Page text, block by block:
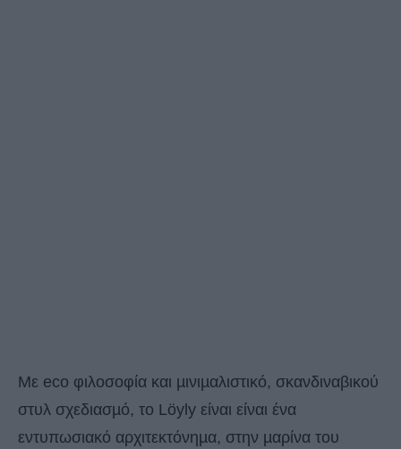
Με eco φιλοσοφία και µινιµαλιστικό, σκανδιναβικού
στυλ σχεδιασµό, το Löyly είναι είναι ένα
εντυπωσιακό αρχιτεκτόνηµα, στην µαρίνα του